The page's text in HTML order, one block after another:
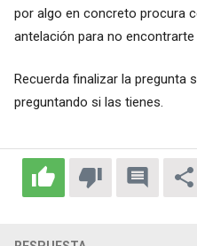
por algo en concreto procura
antelación para no
Recuerda finalizar la pregunta
preguntando si las tienes.